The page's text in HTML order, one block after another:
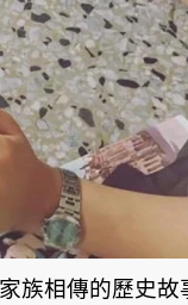
族相傳的歷史故